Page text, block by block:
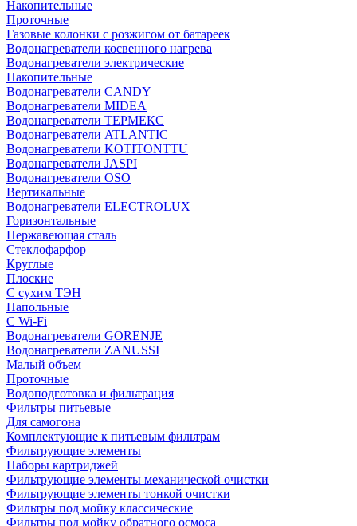
Накопительные
Проточные
Газовые колонки с розжигом от батареек
Водонагреватели косвенного нагрева
Водонагреватели электрические
Накопительные
Водонагреватели CANDY
Водонагреватели MIDEA
Водонагреватели ТЕРМЕКС
Водонагреватели ATLANTIC
Водонагреватели KOTITONTTU
Водонагреватели JASPI
Водонагреватели OSO
Вертикальные
Водонагреватели ELECTROLUX
Горизонтальные
Нержавеющая сталь
Стеклофарфор
Круглые
Плоские
С сухим ТЭН
Напольные
С Wi-Fi
Водонагреватели GORENJE
Водонагреватели ZANUSSI
Малый объем
Проточные
Водоподготовка и фильтрация
Фильтры питьевые
Для самогона
Комплектующие к питьевым фильтрам
Фильтрующие элементы
Наборы картриджей
Фильтрующие элементы механической очистки
Фильтрующие элементы тонкой очистки
Фильтры под мойку классические
Фильтры под мойку обратного осмоса